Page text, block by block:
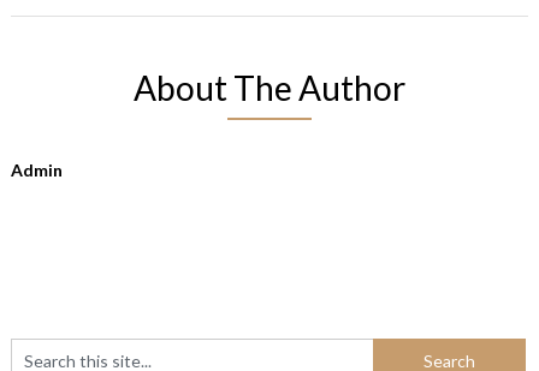
About The Author
Admin